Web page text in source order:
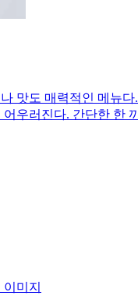
맛도 매력적인 메뉴
우러진다. 간단한 한